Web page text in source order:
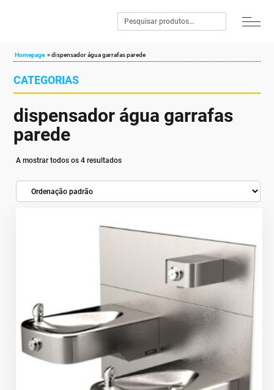
Homepage »dispensador água garrafas parede
CATEGORIAS
dispensador água garrafas
parede
A mostrar todos os 4 resultados